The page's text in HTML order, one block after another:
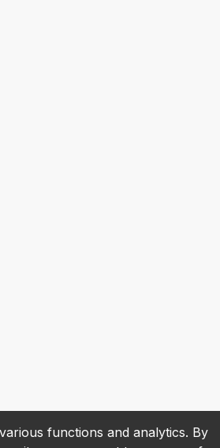
functions and analytics. By